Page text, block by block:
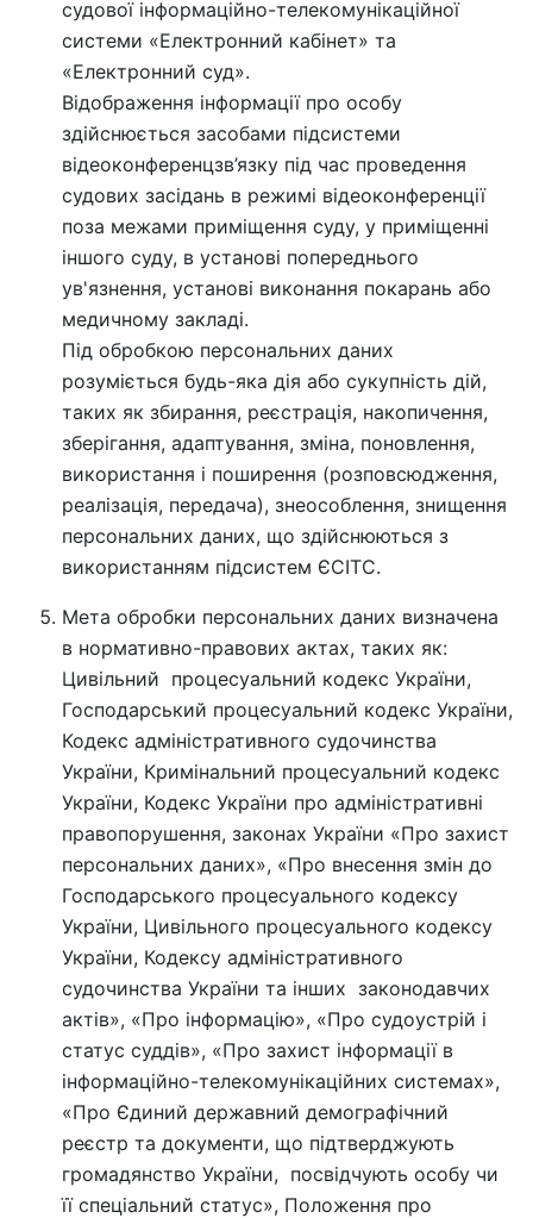
судової інформаційно-телекомунікаційної
системи «Електронний кабінет» та
«Електронний суд».
Відображення інформації про особу
здійснюється засобами підсистеми
відеоконференцзв’язку під час проведення
судових засідань в режимі відеоконференції
поза межами приміщення суду, у приміщенні
іншого суду, в установі попереднього
ув'язнення, установі виконання покарань або
медичному закладі.
Під обробкою персональних даних
розуміється будь-яка дія або сукупність дій,
таких як збирання, реєстрація, накопичення,
зберігання, адаптування, зміна, поновлення,
використання і поширення (розповсюдження,
реалізація, передача), знеособлення, знищення
персональних даних, що здійснюються з
використанням підсистем ЄСІТС.
Мета обробки персональних даних визначена
в нормативно-правових актах, таких як:
Цивільний процесуальний кодекс України,
Господарський процесуальний кодекс України,
Кодекс адміністративного судочинства
України, Кримінальний процесуальний кодекс
України, Кодекс України про адміністративні
правопорушення, законах України «Про захист
персональних даних», «Про внесення змін до
Господарського процесуального кодексу
України, Цивільного процесуального кодексу
України, Кодексу адміністративного
судочинства України та інших законодавчих
актів», «Про інформацію», «Про судоустрій і
статус суддів», «Про захист інформації в
інформаційно-телекомунікаційних системах»,
«Про Єдиний державний демографічний
реєстр та документи, що підтверджують
громадянство України, посвідчують особу чи
її спеціальний статус», Положення про